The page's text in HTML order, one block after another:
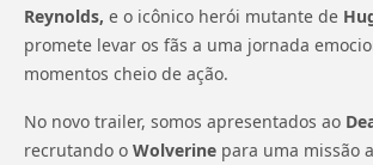
Reynolds, e o icônico herói mutante de
promete levar os fãs a uma jornada
momentos cheio de ação.
No novo trailer, somos apresentados ao
recrutando oWolverine para uma missão